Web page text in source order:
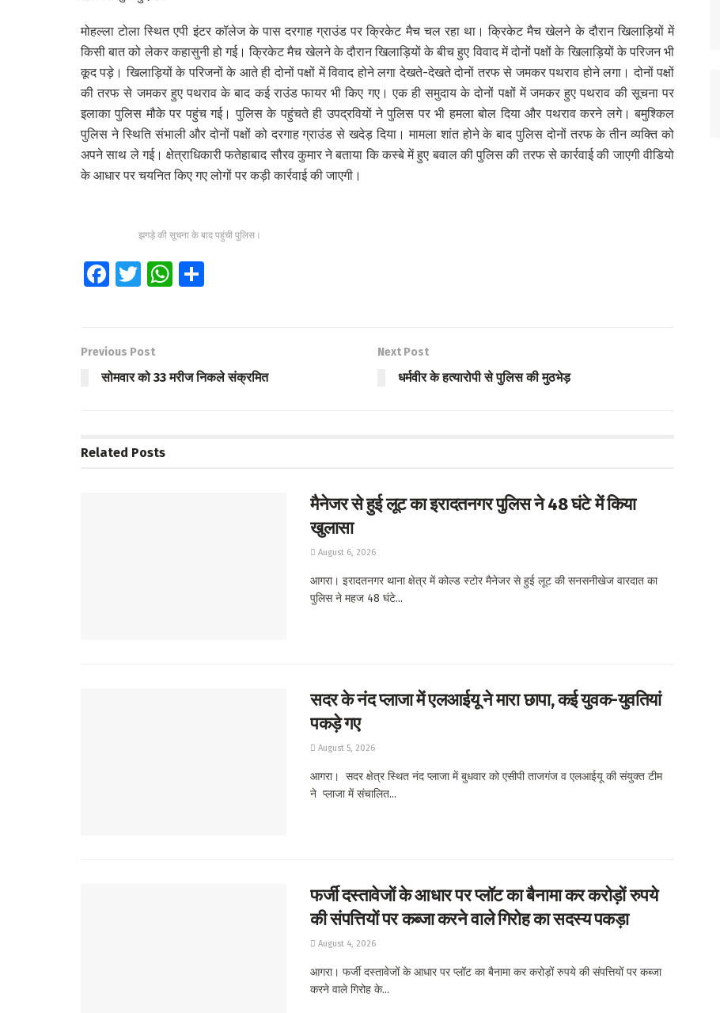
मोहल्ला टोला स्थित एपी इंटर कॉलेज के पास दरगाह ग्राउंड पर क्रिकेट मैच चल रहा था। क्रिकेट मैच खेलने के दौरान खिलाड़ियों में
किसी बात को लेकर कहासुनी हो गई। क्रिकेट मैच खेलने के दौरान खिलाड़ियों के बीच हुए विवाद में दोनों पक्षों के खिलाड़ियों के परिजन भी
कूद पड़े। खिलाड़ियों के परिजनों के आते ही दोनों पक्षों में विवाद होने लगा देखते-देखते दोनों तरफ से जमकर पथराव होने लगा। दोनों पक्षों
की तरफ से जमकर हुए पथराव के बाद कई राउंड फायर भी किए गए। एक ही समुदाय के दोनों पक्षों में जमकर हुए पथराव की सूचना पर
इलाका पुलिस मौके पर पहुंच गई। पुलिस के पहुंचते ही उपद्रवियों ने पुलिस पर भी हमला बोल दिया और पथराव करने लगे। बमुश्किल
पुलिस ने स्थिति संभाली और दोनों पक्षों को दरगाह ग्राउंड से खदेड़ दिया। मामला शांत होने के बाद पुलिस दोनों तरफ के तीन व्यक्ति को
अपने साथ ले गई। क्षेत्राधिकारी फतेहाबाद सौरव कुमार ने बताया कि कस्बे में हुए बवाल की पुलिस की तरफ से कार्रवाई की जाएगी वीडियो
के आधार पर चयनित किए गए लोगों पर कड़ी कार्रवाई की जाएगी।
झगड़े की सूचना के बाद पहुंची पुलिस।
Fa
o
o
T
er
W
A
Previous Post
सोमवार को 33 मरीज निकले संक्रमित
Next Post
धर्मवीर के हत्यारोपी से पुलिस की मुठभेड़
Related Posts
मैनेजर से हुई लूट का इरादतनगर पुलिस ने 48 घंटे में किया
खुलासा
August 6, 2026
आगरा। इरादतनगर थाना क्षेत्र में कोल्ड स्टोर मैनेजर से हुई लूट की सनसनीखेज वारदात का
पुलिस ने महज 48 घंटे...
सदर के नंद प्लाजा में एलआईयू ने मारा छापा, कई युवक-युवतियां
पकड़े गए
August 5, 2026
आगरा। सदर क्षेत्र स्थित नंद प्लाजा में बुधवार को एसीपी ताजगंज व एलआईयू की संयुक्त टीम
ने प्लाजा में संचालित...
फर्जी दस्तावेजों के आधार पर प्लॉट का बैनामा कर करोड़ों रुपये
की संपत्तियों पर कब्जा करने वाले गिरोह का सदस्य पकड़ा
August 4, 2026
आगरा। फर्जी दस्तावेजों के आधार पर प्लॉट का बैनामा कर करोड़ों रुपये की संपत्तियों पर कब्जा
करने वाले गिरोह के...